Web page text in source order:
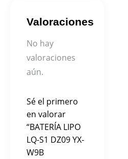
Valoraciones
No hay
valoraciones
aún.
Sé el primero
en valorar
“BATERÍA LIPO
LQ-S1 DZ09 YX-
W9B